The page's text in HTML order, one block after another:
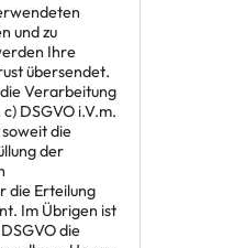
und zu
Ihre
übersendet.
Verarbeitung
c) DSGVO i.V.m.
soweit die
der
die Erteilung
Im Übrigen ist
die